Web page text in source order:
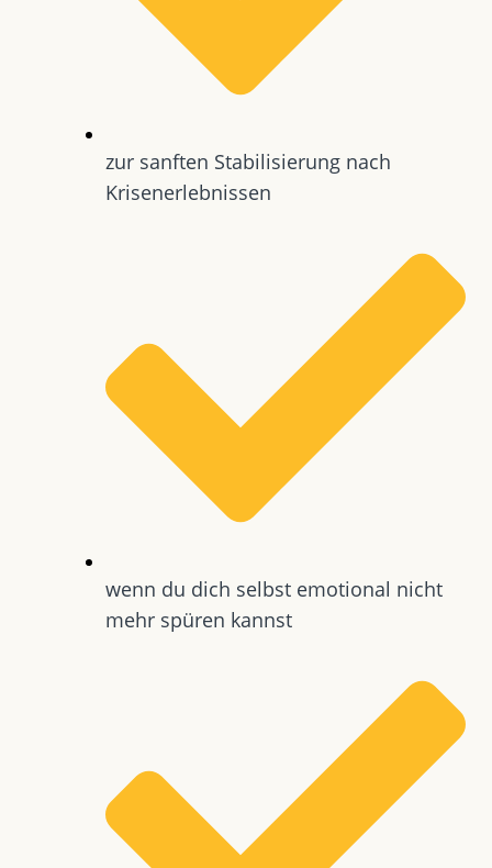
zur sanften Stabilisierung nach
Krisenerlebnissen
wenn du dich selbst emotional nicht
mehr spüren kannst